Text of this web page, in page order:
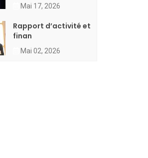
Mai 17, 2026
Rapport d’activité et
finan
Mai 02, 2026